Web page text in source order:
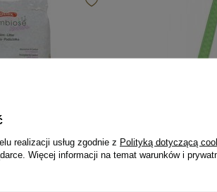
realizacji usług zgodnie z Polityką dotyczącą
Więcej informacji na temat warunków i